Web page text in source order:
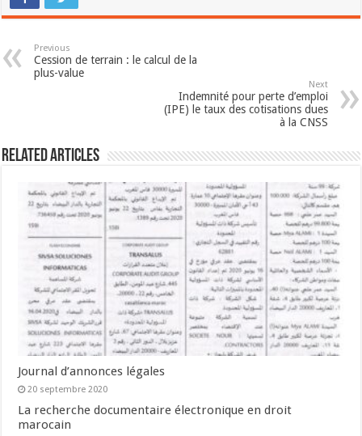
Previous
Cession de terrain : le calcul de la
plus-value
Next
Indemnité pour perte d’emploi
(IPE) le taux des cotisations dues
à la CNSS
Related Articles
Journal d’annonces légales
20 septembre 2020
La recherche documentaire électronique en droit
marocain